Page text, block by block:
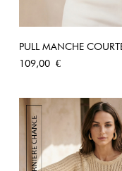
PULL MANCHE
Prix
109,00 €